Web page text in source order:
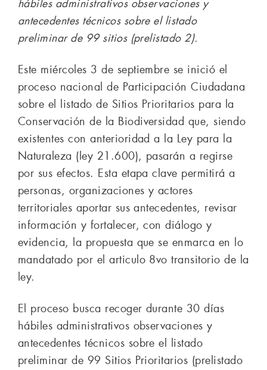
hábiles administrativos observaciones y
antecedentes técnicos sobre el listado
preliminar de 99 sitios (prelistado 2).
Este miércoles 3 de septiembre se inició el
proceso nacional de Participación Ciudadana
sobre el listado de Sitios Prioritarios para la
Conservación de la Biodiversidad que, siendo
existentes con anterioridad a la Ley para la
Naturaleza (ley 21.600), pasarán a regirse
por sus efectos. Esta etapa clave permitirá a
personas, organizaciones y actores
territoriales aportar sus antecedentes, revisar
información y fortalecer, con diálogo y
evidencia, la propuesta que se enmarca en lo
mandatado por el articulo 8vo transitorio de la
ley.
El proceso busca recoger durante 30 días
hábiles administrativos observaciones y
antecedentes técnicos sobre el listado
preliminar de 99 Sitios Prioritarios (prelistado